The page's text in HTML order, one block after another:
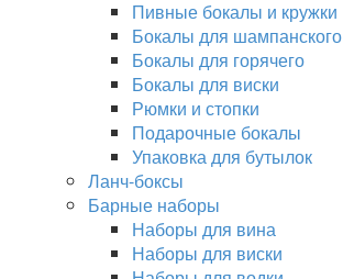
Пивные бокалы и кружки
Бокалы для шампанского
Бокалы для горячего
Бокалы для виски
Рюмки и стопки
Подарочные бокалы
Упаковка для бутылок
Ланч-боксы
Барные наборы
Наборы для вина
Наборы для виски